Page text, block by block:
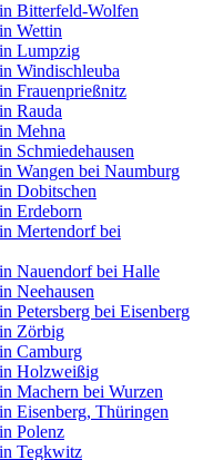
Bitterfeld-Wolfen
Wettin
Lumpzig
Windischleuba
Frauenprießnitz
Rauda
Mehna
Schmiedehausen
Wangen bei Naumburg
Dobitschen
Erdeborn
Mertendorf bei
Nauendorf bei Halle
Neehausen
Petersberg bei Eisenberg
Zörbig
Camburg
Holzweißig
Machern bei Wurzen
Eisenberg, Thüringen
Polenz
Tegkwitz